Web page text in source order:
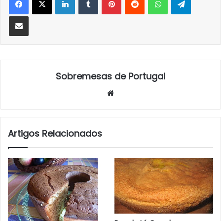
Partilhar Via Email
Sobremesas de Portugal
Artigos Relacionados